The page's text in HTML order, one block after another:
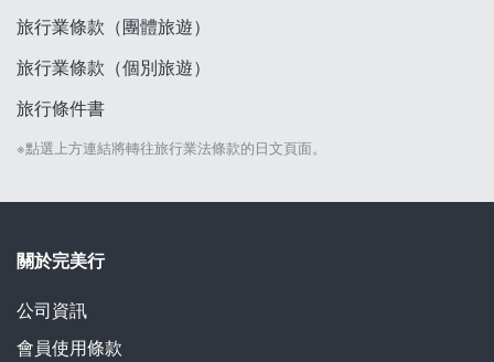
旅行業條款（團體旅遊）
旅行業條款（個別旅遊）
旅行條件書
※點選上方連結將轉往旅行業法條款的日文頁面。
關於完美行
公司資訊
會員使用條款